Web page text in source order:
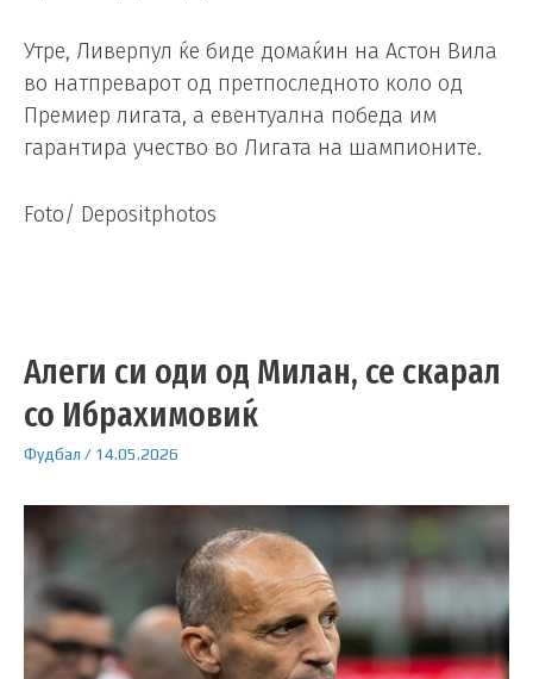
Утре, Ливерпул ќе биде домаќин на Астон Вила
во натпреварот од претпоследното коло од
Премиер лигата, а евентуална победа им
гарантира учество во Лигата на шампионите.
Foto/ Depositphotos
Алеги си оди од Милан, се скарал
со Ибрахимовиќ
Фудбал / 14.05.2026